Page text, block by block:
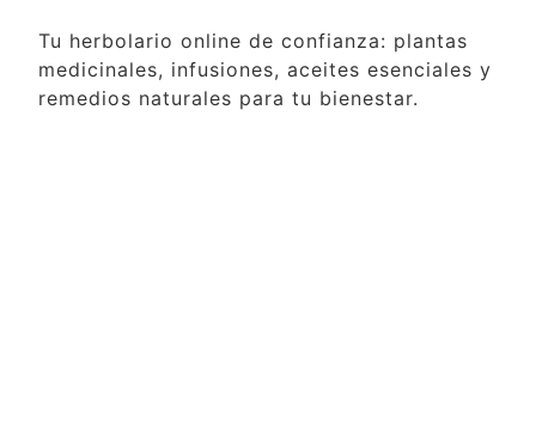
Tu herbolario online de confianza: plantas
medicinales, infusiones, aceites esenciales y
remedios naturales para tu bienestar.